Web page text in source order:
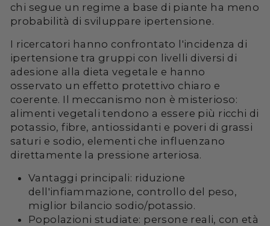
chi segue un regime a base di piante ha meno
probabilità di sviluppare ipertensione.
I ricercatori hanno confrontato l'incidenza di
ipertensione tra gruppi con livelli diversi di
adesione alla dieta vegetale e hanno
osservato un effetto protettivo chiaro e
coerente. Il meccanismo non è misterioso:
alimenti vegetali tendono a essere più ricchi di
potassio, fibre, antiossidanti e poveri di grassi
saturi e sodio, elementi che influenzano
direttamente la pressione arteriosa.
Vantaggi principali: riduzione
dell'infiammazione, controllo del peso,
miglior bilancio sodio/potassio.
Popolazioni studiate: persone reali, con età